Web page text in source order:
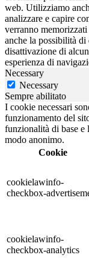
web. Utilizziamo
analizzare e capire
verranno
anche la possibilità
disattivazione di
esperienza di
Necessary
Necessary
Sempre abilitato
I cookie necessari
funzionamento del
funzionalità di base e
modo anonimo.
Cookie
cookielawinfo-
checkbox-
cookielawinfo-
checkbox-analytics